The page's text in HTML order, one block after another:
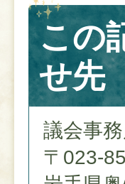
この
せ先
議会事
〒023-